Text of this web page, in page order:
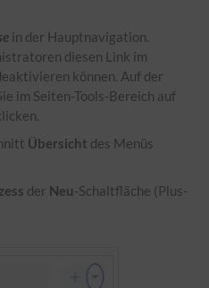
in der Hauptnavigation.
diesen Link im
können. Auf der
im Seiten-Tools-Bereich auf
Übersicht des Menüs
der Neu-Schaltfläche (Plus-